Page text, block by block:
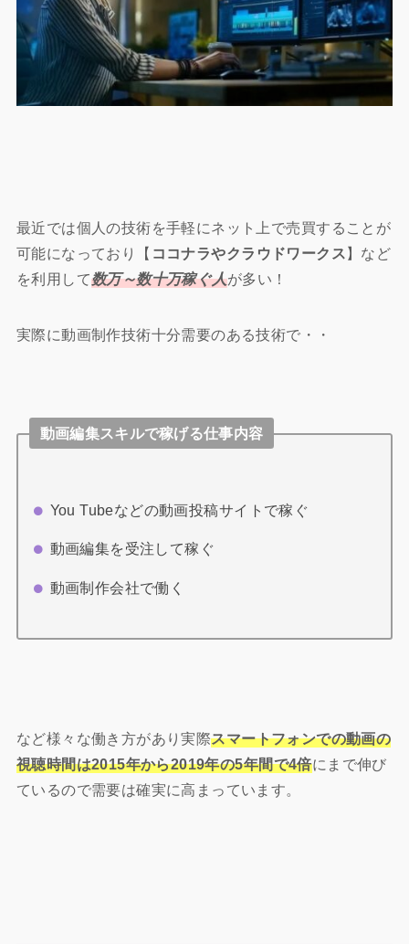
最近では個人の技術を手軽にネット上で売買することが
可能になっており【 ココナラやクラウドワークス】など
を利用して数万～数十万稼ぐ人が多い！
実際に動画制作技術十分需要のある技術で・・
動画編集スキルで稼げる仕事内容
You Tubeなどの動画投稿サイトで稼ぐ
動画編集を受注して稼ぐ
動画制作会社で働く
など様々な働き方があり実際スマートフォンでの動画の
視聴時間は2015年から2019年の5年間で4倍にまで伸び
ているので需要は確実に高まっています。